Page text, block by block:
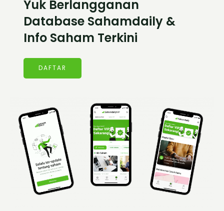
Yuk Berlangganan
Database Sahamdaily &
Info Saham Terkini
DAFTAR